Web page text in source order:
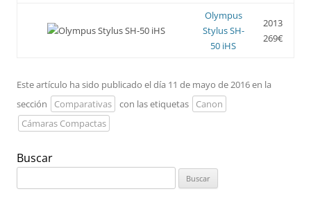
Olympus
Stylus SH-
50 iHS
2013
269€
Este artículo ha sido publicado el día 11 de mayo de 2016 en la
sección
Comparativas con las etiquetas
Canon
Cámaras Compactas
Buscar